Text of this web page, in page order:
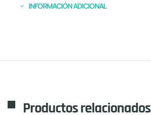
INFORMACIÓN ADICIONAL
Productos relacionados